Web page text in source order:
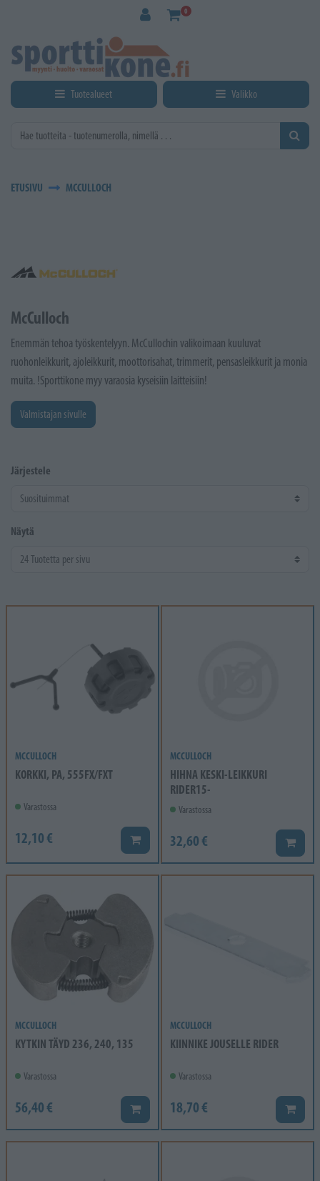
0
Tuotealueet Valikko
ETUSIVU MCCULLOCH
McCulloch
Enemmän tehoa työskentelyyn. McCullochin valikoimaan kuuluvat
ruohonleikkurit, ajoleikkurit, moottorisahat, trimmerit, pensasleikkurit ja monia
muita. !Sporttikone myy varaosia kyseisiin laitteisiin!
Valmistajan sivulle
Järjestele
Näytä
MCCULLOCH
KORKKI, PA, 555FX/FXT
Varastossa
12,10 € Lisää koriin
MCCULLOCH
HIHNA KESKI-LEIKKURI
RIDER15-
Varastossa
32,60 € Lisää
MCCULLOCH
KYTKIN TÄYD 236, 240, 135
Varastossa
56,40 € Lisää koriin
MCCULLOCH
KIINNIKE JOUSELLE RIDER
Varastossa
18,70 € Lisää